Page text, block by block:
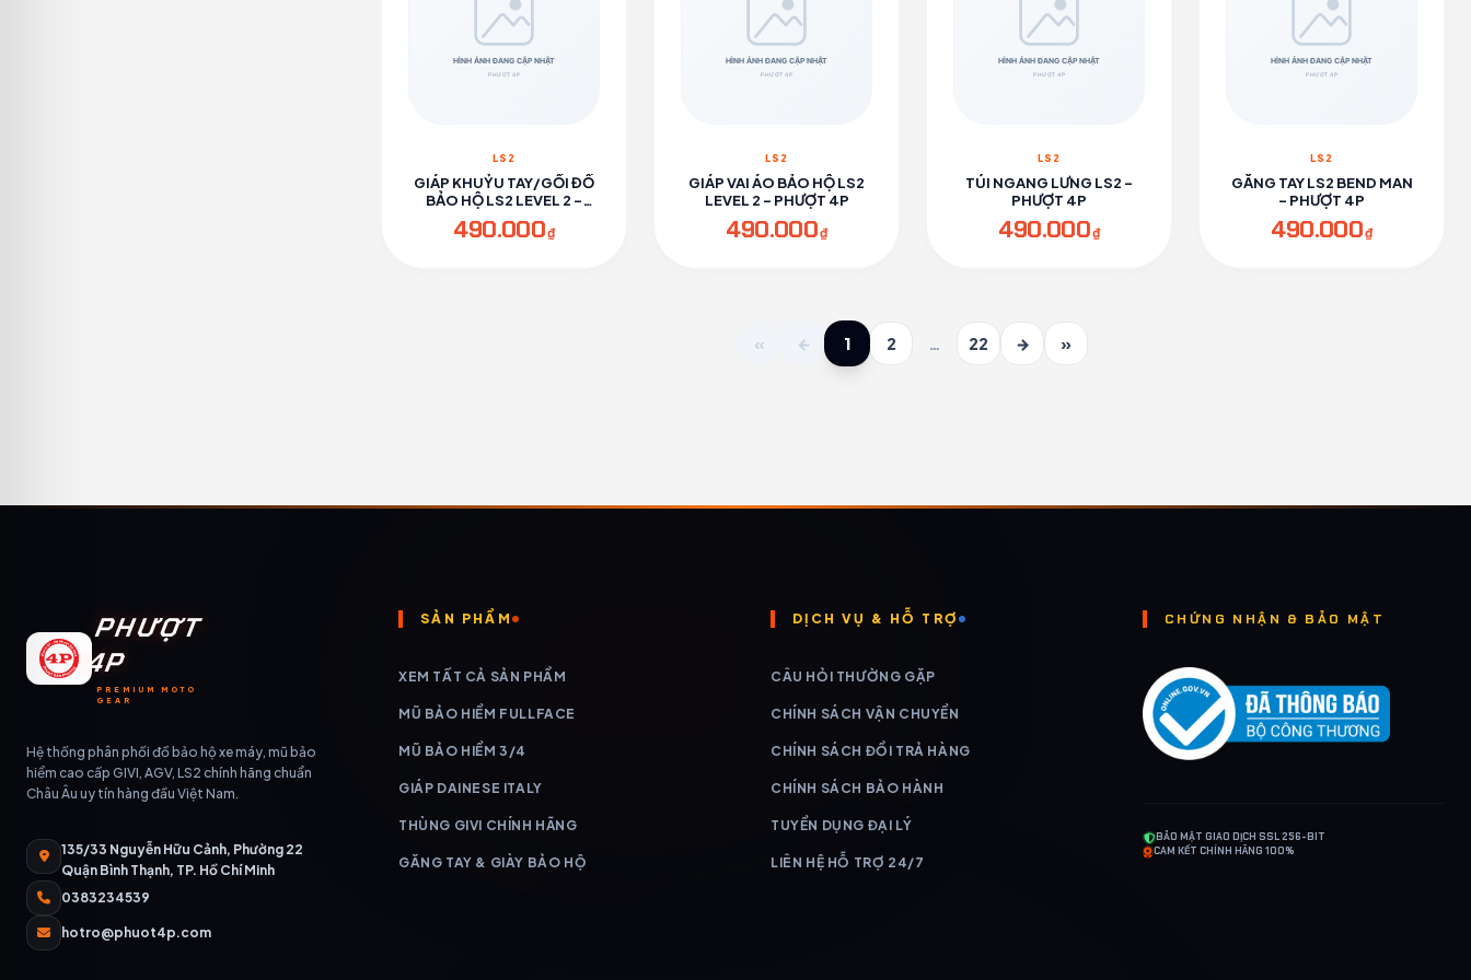
LS2
GIÁP KHUỶU TAY/GỐI ĐỒ
BẢO HỘ LS2 LEVEL 2 -
PHƯỢT 4P
490.000₫
LS2
GIÁP VAI ÁO BẢO HỘ LS2
LEVEL 2 - PHƯỢT 4P
490.000₫
LS2
TÚI NGANG LƯNG LS2 -
PHƯỢT 4P
490.000₫
LS2
GĂNG TAY LS2 BEND MAN
- PHƯỢT 4P
490.000₫
« ← 1 2 … 22 → »
PHƯỢT
4P
PREMIUM MOTO
GEAR
Hệ thống phân phối đồ bảo hộ xe máy, mũ bảo
hiểm cao cấp GIVI, AGV, LS2 chính hãng chuẩn
Châu Âu uy tín hàng đầu Việt Nam.
135/33 Nguyễn Hữu Cảnh, Phường 22
Quận Bình Thạnh, TP. Hồ Chí Minh
0383234539
hotro@phuot4p.com
SẢN PHẨM
XEM TẤT CẢ SẢN PHẨM
MŨ BẢO HIỂM FULLFACE
MŨ BẢO HIỂM 3/4
GIÁP DAINESE ITALY
THÙNG GIVI CHÍNH HÃNG
GĂNG TAY & GIÀY BẢO HỘ
DỊCH VỤ & HỖ TRỢ
CÂU HỎI THƯỜNG GẶP
CHÍNH SÁCH VẬN CHUYỂN
CHÍNH SÁCH ĐỔI TRẢ HÀNG
CHÍNH SÁCH BẢO HÀNH
TUYỂN DỤNG ĐẠI LÝ
LIÊN HỆ HỖ TRỢ 24/7
CHỨNG NHẬN & BẢO MẬT
BẢO MẬT GIAO DỊCH SSL 256-BIT
CAM KẾT CHÍNH HÃNG 100%